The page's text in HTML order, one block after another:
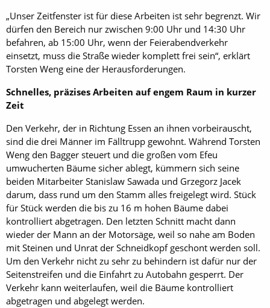
„Unser Zeitfenster ist für diese Arbeiten ist sehr begrenzt. Wir
dürfen den Bereich nur zwischen 9:00 Uhr und 14:30 Uhr
befahren, ab 15:00 Uhr, wenn der Feierabendverkehr
einsetzt, muss die Straße wieder komplett frei sein“, erklärt
Torsten Weng eine der Herausforderungen.
Schnelles, präzises Arbeiten auf engem Raum in kurzer
Zeit
Den Verkehr, der in Richtung Essen an ihnen vorbeirauscht,
sind die drei Männer im Fälltrupp gewohnt. Während Torsten
Weng den Bagger steuert und die großen vom Efeu
umwucherten Bäume sicher ablegt, kümmern sich seine
beiden Mitarbeiter Stanislaw Sawada und Grzegorz Jacek
darum, dass rund um den Stamm alles freigelegt wird. Stück
für Stück werden die bis zu 16 m hohen Bäume dabei
kontrolliert abgetragen. Den letzten Schnitt macht dann
wieder der Mann an der Motorsäge, weil so nahe am Boden
mit Steinen und Unrat der Schneidkopf geschont werden soll.
Um den Verkehr nicht zu sehr zu behindern ist dafür nur der
Seitenstreifen und die Einfahrt zu Autobahn gesperrt. Der
Verkehr kann weiterlaufen, weil die Bäume kontrolliert
abgetragen und abgelegt werden.